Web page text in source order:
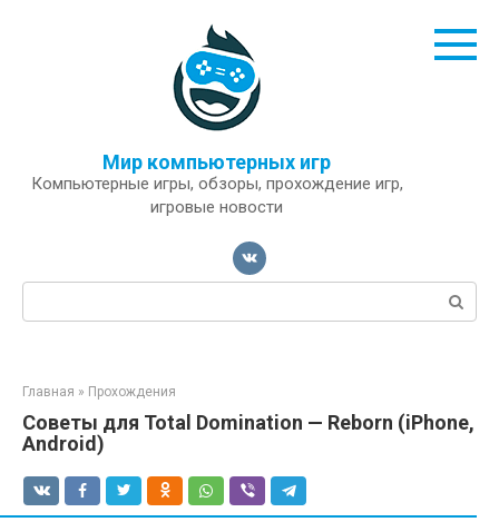
Мир компьютерных игр
Компьютерные игры, обзоры, прохождение игр,
игровые новости
Поиск:
Главная » Прохождения
Советы для Total Domination — Reborn (iPhone,
Android)